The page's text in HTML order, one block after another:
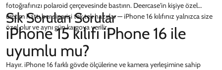
fotoğrafınızı polaroid çerçevesinde bastırın. Deercase'in kişiye özel
üretim hattı her siparişi tek tek hazırlar — iPhone 16 kılıfınız yalnızca size
özel olur ve aynı gün kargoya verilir.
Sık Sorulan Sorular
iPhone 15 kılıfı iPhone 16 ile
uyumlu mu?
Hayır. iPhone 16 farklı gövde ölçülerine ve kamera yerleşimine sahip